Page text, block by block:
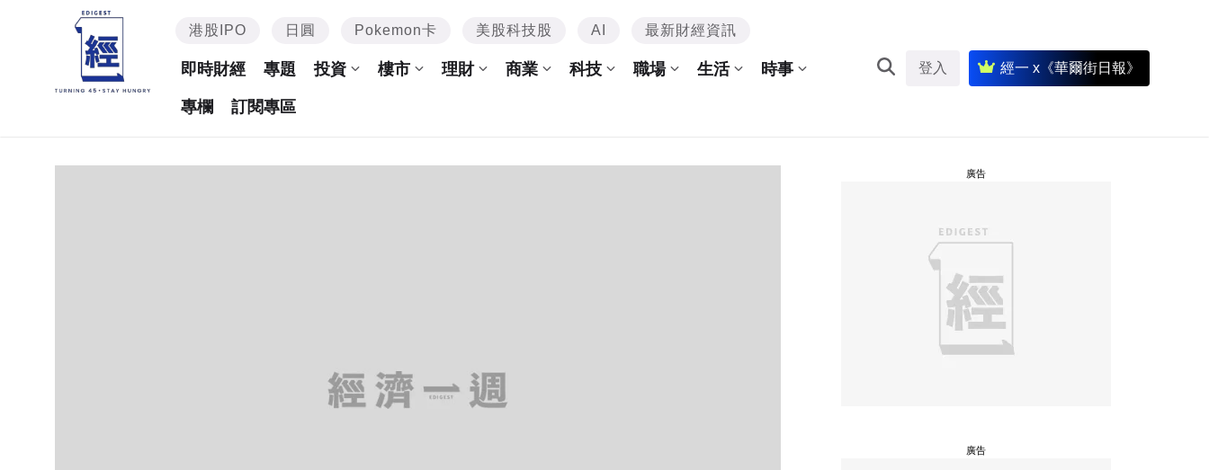
港股IPO 日圓 Pokemon卡 美股科技股 AI 最新財經資訊
即時財經 專題 投資 樓市 理財 商業 科技 職場 生活 時事
專欄 訂閱專區
登入 經一 x《華爾街日報》
廣告
廣告